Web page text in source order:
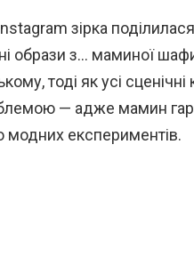
зірка
образи з… маминої
тоді як усі
— адже мамин
модних експериментів.